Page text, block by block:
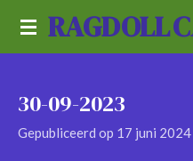
Ga
hoofdinhoud
RAGDOLL
30-09-2023
Gepubliceerd op 17 juni